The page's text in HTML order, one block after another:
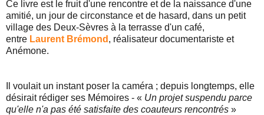
Ce livre est le fruit d'une rencontre et de la naissance d'une
amitié, un jour de circonstance et de hasard, dans un petit
village des Deux-Sèvres à la terrasse d'un café,
entre Laurent Brémond , réalisateur documentariste et
Anémone.
Il voulait un instant poser la caméra ; depuis longtemps, elle
désirait rédiger ses Mémoires - « Un projet suspendu parce
qu'elle n'a pas été satisfaite des coauteurs rencontrés »